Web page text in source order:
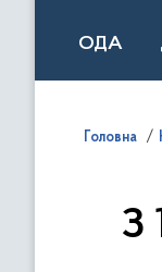
ОДА
Головна
З